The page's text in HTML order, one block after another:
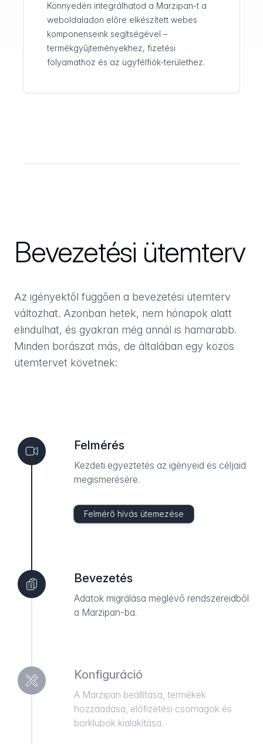
Könnyedén integrálhatod a Marzipan-t a
weboldaladon előre elkészített webes
komponenseink segítségével –
termékgyűjteményekhez, fizetési
folyamathoz és az ügyfélfiók-területhez.
Bevezetési ütemterv
Az igényektől függően a bevezetési ütemterv
változhat. Azonban hetek, nem hónapok alatt
elindulhat, és gyakran még annál is hamarabb.
Minden borászat más, de általában egy közös
ütemtervet követnek:
Felmérés
Kezdeti egyeztetés az igényeid és céljaid
megismerésére.
Felmérő hívás ütemezése
Bevezetés
Adatok migrálása meglévő rendszereidből
a Marzipan-ba.
Konfiguráció
A Marzipan beállítása, termékek
hozzáadása, előfizetési csomagok és
borklubok kialakítása.